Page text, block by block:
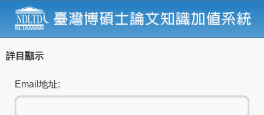
詳目顯示
Email地址: